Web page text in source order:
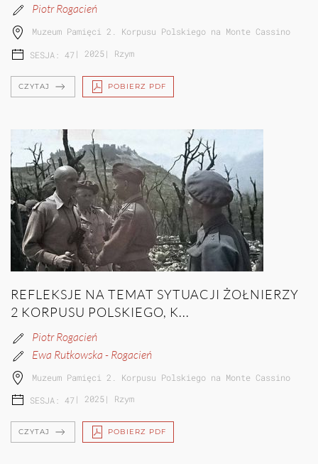
Piotr Rogacień
Muzeum Pamięci 2. Korpusu Polskiego na Monte Cassino
SESJA: 47 | 2025| Rzym
CZYTAJ POBIERZ PDF
REFLEKSJE NA TEMAT SYTUACJI ŻOŁNIERZY
2 KORPUSU POLSKIEGO, K...
Piotr Rogacień
Ewa Rutkowska - Rogacień
Muzeum Pamięci 2. Korpusu Polskiego na Monte Cassino
SESJA: 47 | 2025| Rzym
CZYTAJ POBIERZ PDF